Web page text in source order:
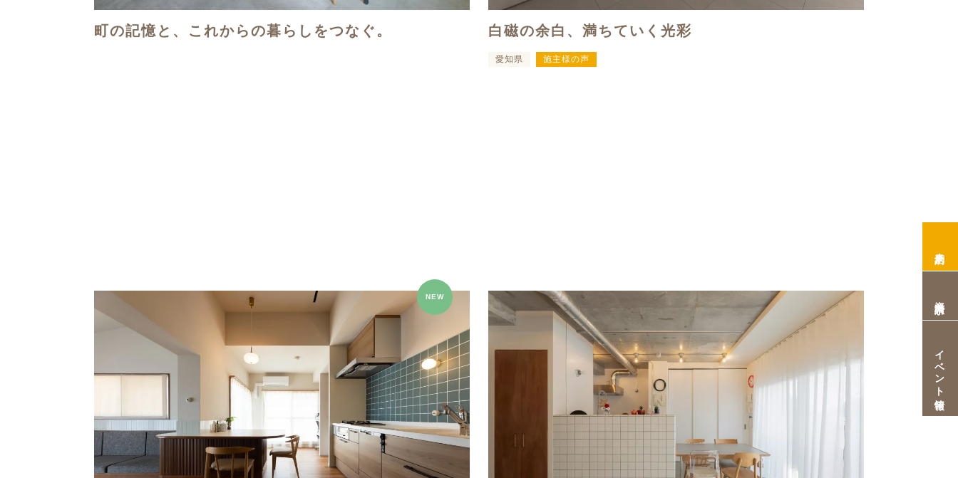
イベント情報
町の記憶と、これからの暮らしをつなぐ。 白磁の余白、満ちていく光彩
愛知県 施主様の声
NEW